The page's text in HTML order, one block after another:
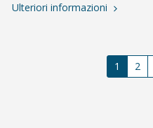
Ulteriori informazioni
1 2